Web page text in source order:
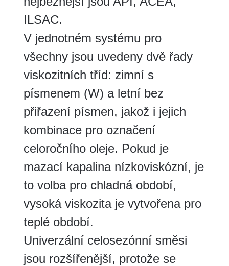
ILSAC.
V jednotném systému pro
všechny jsou uvedeny dvě řady
viskozitních tříd: zimní s
písmenem (W) a letní bez
přiřazení písmen, jakož i jejich
kombinace pro označení
celoročního oleje. Pokud je
mazací kapalina nízkoviskózní, je
to volba pro chladná období,
vysoká viskozita je vytvořena pro
teplé období.
Univerzální celosezónní směsi
jsou rozšířenější, protože se